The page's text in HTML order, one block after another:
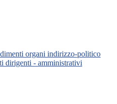
organi indirizzo-politico
dirigenti - amministrativi